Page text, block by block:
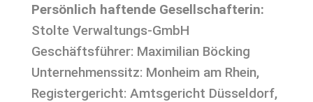
Persönlich haftende Gesellschafterin:
Stolte Verwaltungs-GmbH
Geschäftsführer: Maximilian Böcking
Unternehmenssitz: Monheim am Rhein,
Registergericht: Amtsgericht Düsseldorf,